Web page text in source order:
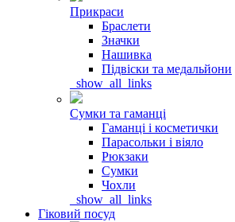
Прикраси
Браслети
Значки
Нашивка
Підвіски та медальйони
_show_all_links
Сумки та гаманці
Гаманці і косметички
Парасольки і віяло
Рюкзаки
Сумки
Чохли
_show_all_links
Гіковий посуд